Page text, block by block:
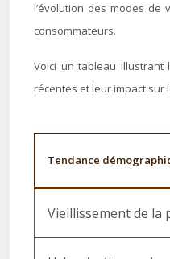
l’évolution des modes de
consommateurs.
Voici un tableau illustrant
récentes et leur impact sur
Tendance
Vieillissement de la